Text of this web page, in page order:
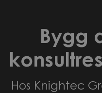
Bygg
Hos Knightec